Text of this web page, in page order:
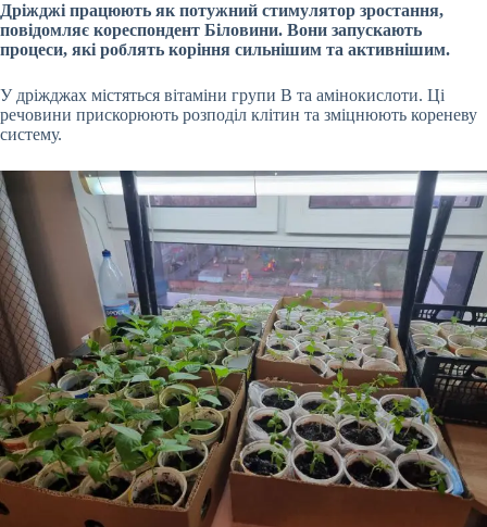
Дріжджі працюють як потужний стимулятор зростання,
повідомляє кореспондент Біловини. Вони запускають
процеси, які роблять коріння сильнішим та активнішим.
У дріжджах містяться вітаміни групи B та амінокислоти. Ці
речовини прискорюють розподіл клітин та зміцнюють кореневу
систему.